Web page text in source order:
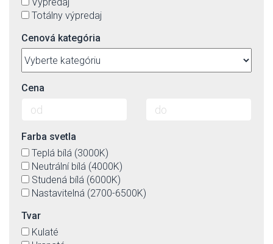
Totálny výpredaj
Cenová kategória
Cena
Farba svetla
Teplá bílá (3000K)
Neutrální bílá (4000K)
Studená bílá (6000K)
Nastavitelná (2700-6500K)
Tvar
Kulaté